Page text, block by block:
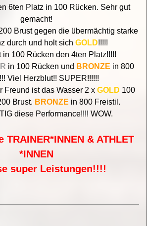
6ten Platz in 100 Rücken. Sehr gut
gemacht!
Brust gegen die übermächtig starke
durch und holt sich GOLD!!!!!
in 100 Rücken den 4ten Platz!!!!!
in 100 Rücken und BRONZE in 800
Viel Herzblut!! SUPER!!!!!!
Freund ist das Wasser 2 x GOLD 100
Brust. BRONZE in 800 Freistil.
diese Performance!!!! WOW.
TRAINER*INNEN & ATHLET
*INNEN
super Leistungen!!!!